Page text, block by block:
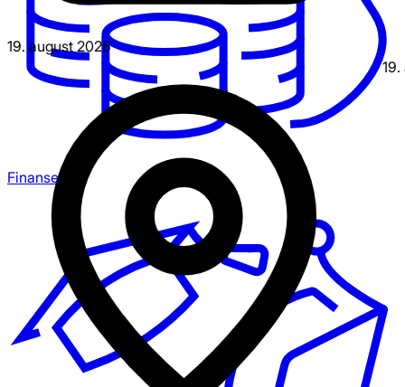
Finansering
19. august 2026